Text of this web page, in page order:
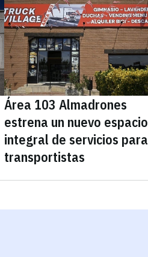
Área 103 Almadrones
estrena un nuevo espacio
integral de servicios para
transportistas